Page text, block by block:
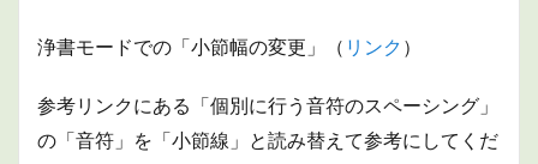
とは
小節
番号
に対
浄書モードでの「小節幅の変更」（ リンク ）
参考リンクにある「個別に行う音符のスペーシング」
の「音符」を「小節線」と読み替えて参考にしてくだ